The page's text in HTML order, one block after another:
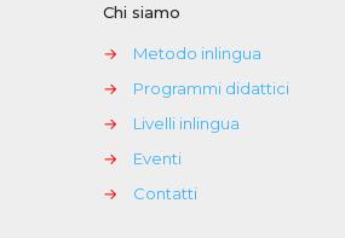
Chi siamo
→
Metodo inlingua
→
Programmi didattici
→
Livelli inlingua
→
Eventi
→
Contatti